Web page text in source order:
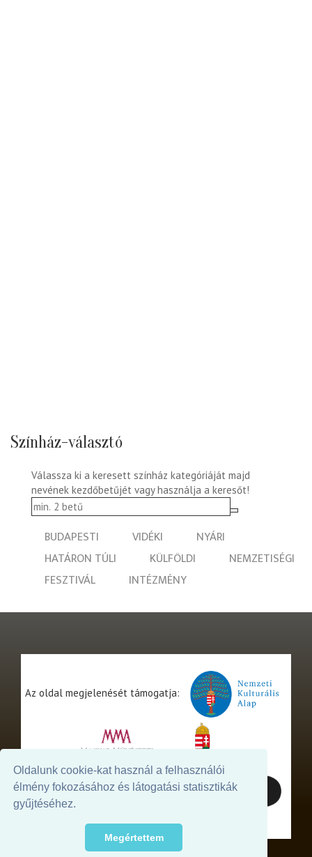
Oldalunk cookie-kat használ a felhasználói
élmény fokozásához és látogatási statisztikák
gyűjtéséhez.
Megértettem
Színház-választó
Válassza ki a keresett színház kategóriáját majd
nevének kezdőbetűjét vagy használja a keresőt!
BUDAPESTI VIDÉKI
NYÁRI
HATÁRON TÚLI
KÜLFÖLDI
NEMZETISÉGI
FESZTIVÁL
INTÉZMÉNY
Az oldal megjelenését támogatja: